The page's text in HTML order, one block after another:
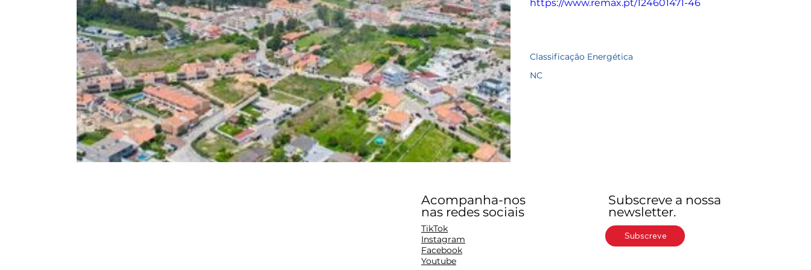
https://www.remax.pt/124601471-46
Classificação Energética
NC
Acompanha-nos
nas redes sociais
TikTok
Instagram
Facebook
Youtube
Subscreve a nossa
newsletter.
Subscreve